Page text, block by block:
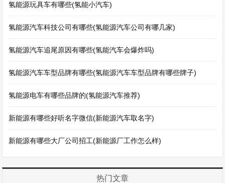
氢能源玩具车有哪些(氢能小汽车)
氢能源汽车科技公司有哪些(氢能源汽车公司有哪几家)
氢能源汽车追尾原因有哪些(氢能汽车会爆炸吗)
氢能源汽车车型品牌有哪些(氢能源汽车车型品牌有哪些牌子)
氢能源电车有哪些品牌的(氢能源汽车推荐)
新能源有哪些好听名字微信(新能源汽车取名字)
新能源有哪些大厂公司招工(新能源厂工作怎么样)
热门文章